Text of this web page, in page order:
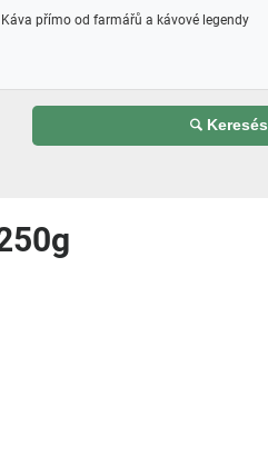
Káva přímo od farmářů a kávové legendy
Keresés